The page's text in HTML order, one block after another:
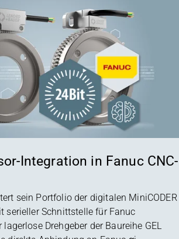
Integration in Fanuc CNC-
sein Portfolio der digitalen MiniCODER
serieller Schnittstelle für Fanuc
lagerlose Drehgeber der Baureihe GEL